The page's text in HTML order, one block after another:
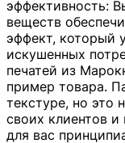
эффективность:
веществ
эффект, который
искушенных
печатей из
пример товара.
текстуре, но это
своих клиентов и
для вас